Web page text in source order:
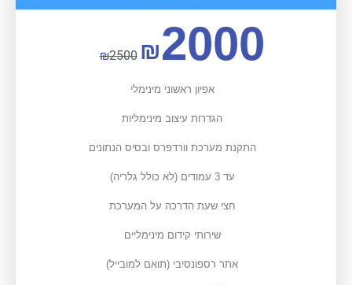
₪2500 ₪2000
אפיון ראשוני מינימלי
הגדרות עיצוב מינימליות
התקנת מערכת וורדפרס ובסיס הנתונים
עד 3 עמודים (לא כולל גלריה)
חצי שעת הדרכה על המערכת
שירותי קידום מינימליים
אתר רספונסיבי (תואם למובייל)